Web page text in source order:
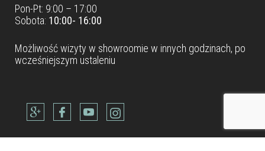
Pon-Pt: 9:00 – 17:00
Sobota: 10:00- 16:00
Możliwość wizyty w showroomie w innych godzinach, po
wcześniejszym ustaleniu
Dane teleadresowe